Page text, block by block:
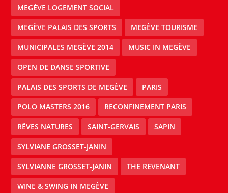
MEGÈVE LOGEMENT SOCIAL
MEGÈVE PALAIS DES SPORTS MEGÈVE TOURISME
MUNICIPALES MEGÈVE 2014 MUSIC IN MEGÈVE
OPEN DE DANSE SPORTIVE
PALAIS DES SPORTS DE MEGÈVE PARIS
POLO MASTERS 2016 RECONFINEMENT PARIS
RÊVES NATURES SAINT-GERVAIS SAPIN
SYLVIANE GROSSET-JANIN
SYLVIANNE GROSSET-JANIN THE REVENANT
WINE & SWING IN MEGÈVE